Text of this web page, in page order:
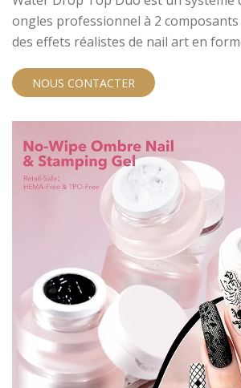
et ODM
ongles professionnel à 2
des effets réalistes de nail art en
spécialement formulés qui travaillent
autoformantes d'une grande clarté
Découvrez le fonctionnement de la
visuels qu'elle crée et la méthode
par étape. En tant que fabricant
expérimenté depuis 15 ans, nous
services OEM et ODM complets aux
distributeurs d'ongles mondiaux.
NOUS CONTACTER